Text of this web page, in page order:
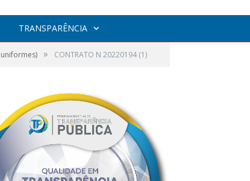
TRANSPARÊNCIA
uniformes) » CONTRATO N 20220194 (1)